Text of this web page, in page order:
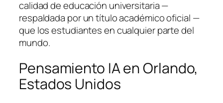
calidad de educación universitaria —
respaldada por un título académico oficial —
que los estudiantes en cualquier parte del
mundo.
Pensamiento IA en Orlando,
Estados Unidos